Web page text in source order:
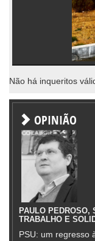
Não há inqueritos
OPINIÃO
PAULO PEDROSO,
TRABALHO E
PSU: um regresso